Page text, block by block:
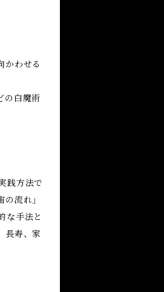
かわせる
の白魔術
践方法で
流れ」
な手法と
長寿、家